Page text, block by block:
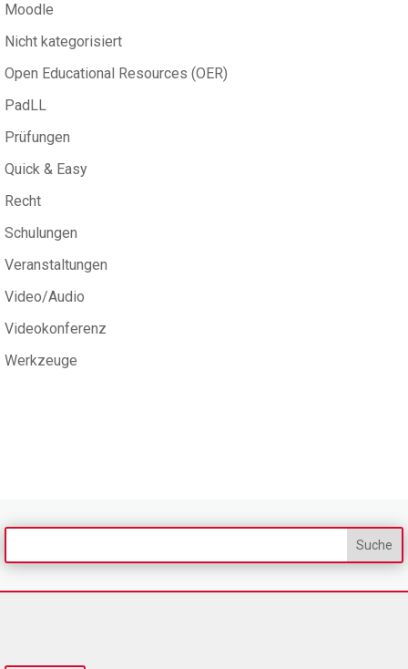
Moodle
Nicht kategorisiert
Open Educational Resources (OER)
PadLL
Prüfungen
Quick & Easy
Recht
Schulungen
Veranstaltungen
Video/Audio
Videokonferenz
Werkzeuge